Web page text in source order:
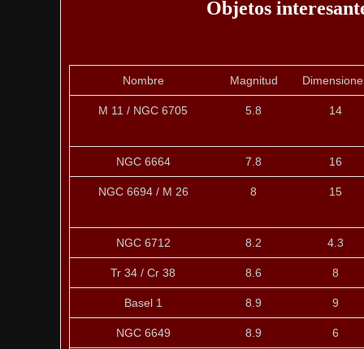
Objetos
Nombre Magnitud
M 11 / NGC 6705 5.8 14
NGC 6664 7.8 16
NGC 6694 / M 26 8 15
NGC 6712 8.2 4.3
Tr 34 / Cr 38 8.6 8
Basel 1 8.9 9
NGC 6649 8.9 6